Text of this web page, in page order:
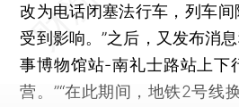
改为电话闭塞法行车，列车
受到影响。”之后，又发布消
事博物馆站-南礼士路站上下
营。”“在此期间，地铁2号线